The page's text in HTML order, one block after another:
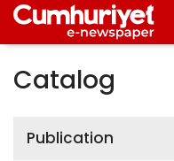
Catalog
Publication